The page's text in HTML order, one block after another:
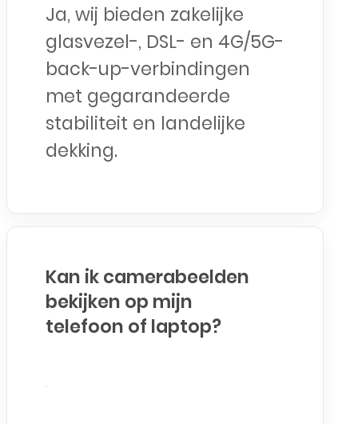
Ja, wij bieden zakelijke
glasvezel-, DSL- en 4G/5G-
back-up-verbindingen
met gegarandeerde
stabiliteit en landelijke
dekking.
Kan ik camerabeelden
bekijken op mijn
telefoon of laptop?